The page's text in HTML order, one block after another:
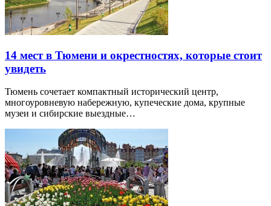
14 мест в Тюмени и окрестностях, которые стоит
увидеть
Тюмень сочетает компактный исторический центр,
многоуровневую набережную, купеческие дома, крупные
музеи и сибирские выездные…